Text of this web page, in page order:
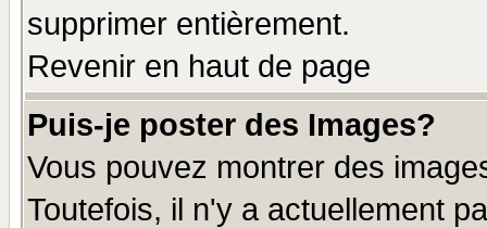
supprimer entièrement.
Revenir en haut de page
Puis-je poster des Images?
Vous pouvez montrer des
Toutefois, il n'y a actuellement